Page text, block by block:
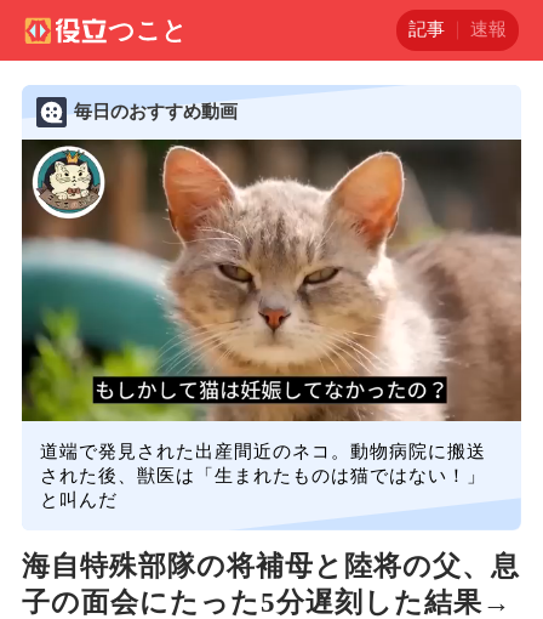
記事 速報
毎日のおすすめ動画
道端で発見された出産間近のネコ。動物病院に搬送
された後、獣医は「生まれたものは猫ではない！」
と叫んだ
海自特殊部隊の将補母と陸将の父、息
子の面会にたった5分遅刻した結果→